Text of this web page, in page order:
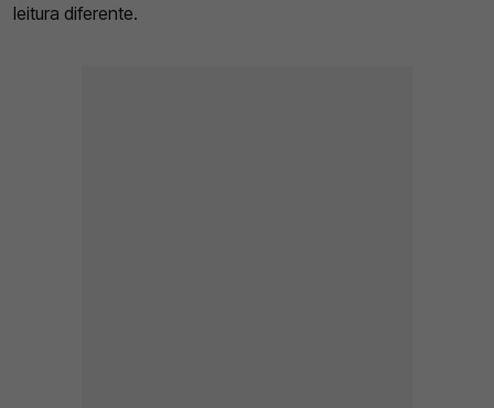
leitura diferente.